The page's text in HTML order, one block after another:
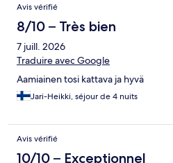
Avis vérifié
8/10 – Très bien
7 juill. 2026
Traduire avec Google
Aamiainen tosi kattava ja hyvä
Jari-Heikki, séjour de 4 nuits
Avis vérifié
10/10 – Exceptionnel